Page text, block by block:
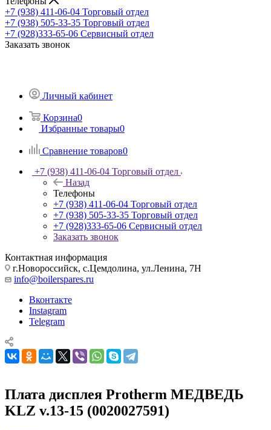
+7 (938) 411-06-04 Торговый отдел
+7 (938) 505-33-35 Торговый отдел
+7 (928)333-65-06 Сервисный отдел
Заказать звонок
Личный кабинет
Корзина0
Избранные товары0
Сравнение товаров0
+7 (938) 411-06-04 Торговый отдел
Назад
Телефоны
+7 (938) 411-06-04 Торговый отдел
+7 (938) 505-33-35 Торговый отдел
+7 (928)333-65-06 Сервисный отдел
Заказать звонок
Контактная информация
г.Новороссийск, с.Цемдолина, ул.Ленина, 7Н
info@boilerspares.ru
Вконтакте
Instagram
Telegram
Плата дисплея Protherm МЕДВЕДЬ
KLZ v.13-15 (0020027591)